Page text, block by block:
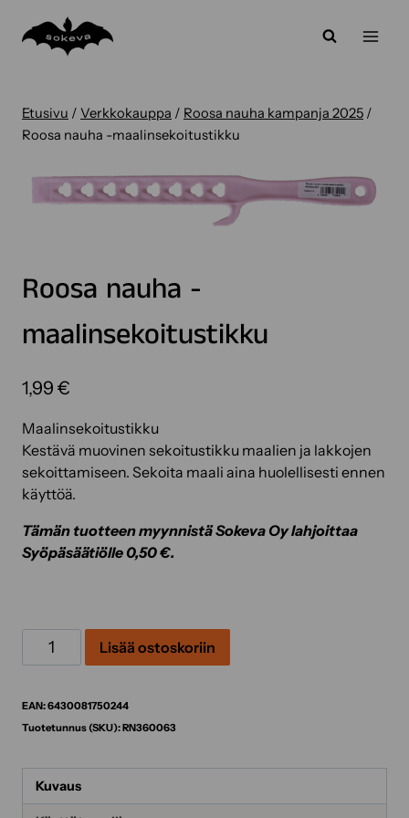
sisältöön
Etusivu / Verkkokauppa / Roosa nauha kampanja 2025 /
Roosa nauha -maalinsekoitustikku
Roosa nauha -
maalinsekoitustikku
1,99 €
Maalinsekoitustikku
Kestävä muovinen sekoitustikku maalien ja lakkojen
sekoittamiseen. Sekoita maali aina huolellisesti ennen
käyttöä.
Tämän tuotteen myynnistä Sokeva Oy lahjoittaa
Syöpäsäätiölle 0,50 €.
Roosa
nauha
maalinsekoitustikku
määrä
Lisää ostoskoriin
EAN:6430081750244
Tuotetunnus (SKU):RN360063
Kuvaus